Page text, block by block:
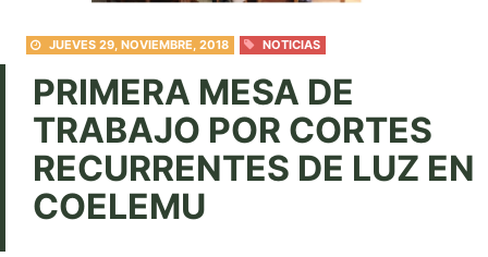
JUEVES 29, NOVIEMBRE, 2018 NOTICIAS
PRIMERA MESA DE
TRABAJO POR CORTES
RECURRENTES DE LUZ EN
COELEMU